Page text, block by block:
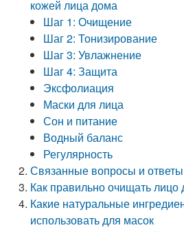
кожей лица дома
Шаг 1: Очищение
Шаг 2: Тонизирование
Шаг 3: Увлажнение
Шаг 4: Защита
Эксфолиация
Маски для лица
Сон и питание
Водный баланс
Регулярность
Связанные вопросы и ответы
Как правильно очищать лицо
Какие натуральные
использовать для масок